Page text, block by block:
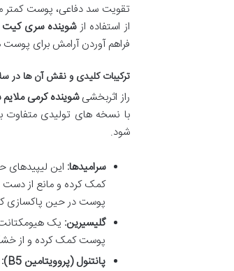
تقویت سد دفاعی، پوست کمتر
از استفاده ازشوینده سری کیت
فراهم آوردن آرامش برای
ترکیبات کلیدی و نقش آن ها در
راز اثربخشیشوینده کرمی
با نسخه های تولیدی متفاوت
شود.
سرامیدها: این
کمک کرده و مانع از
پوست در حین پاکسازی
گلیسیرین: یک
پوست کمک کرده و از
پانتنول (پروویتامین B5):